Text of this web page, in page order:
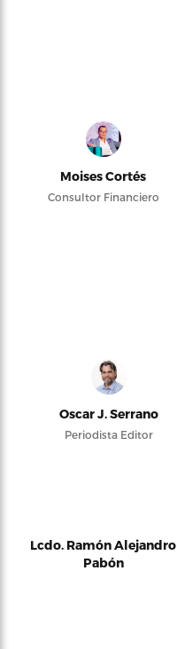
Moises Cortés
Consultor Financiero
Oscar J. Serrano
Periodista Editor
Lcdo. Ramón Alejandro
Pabón